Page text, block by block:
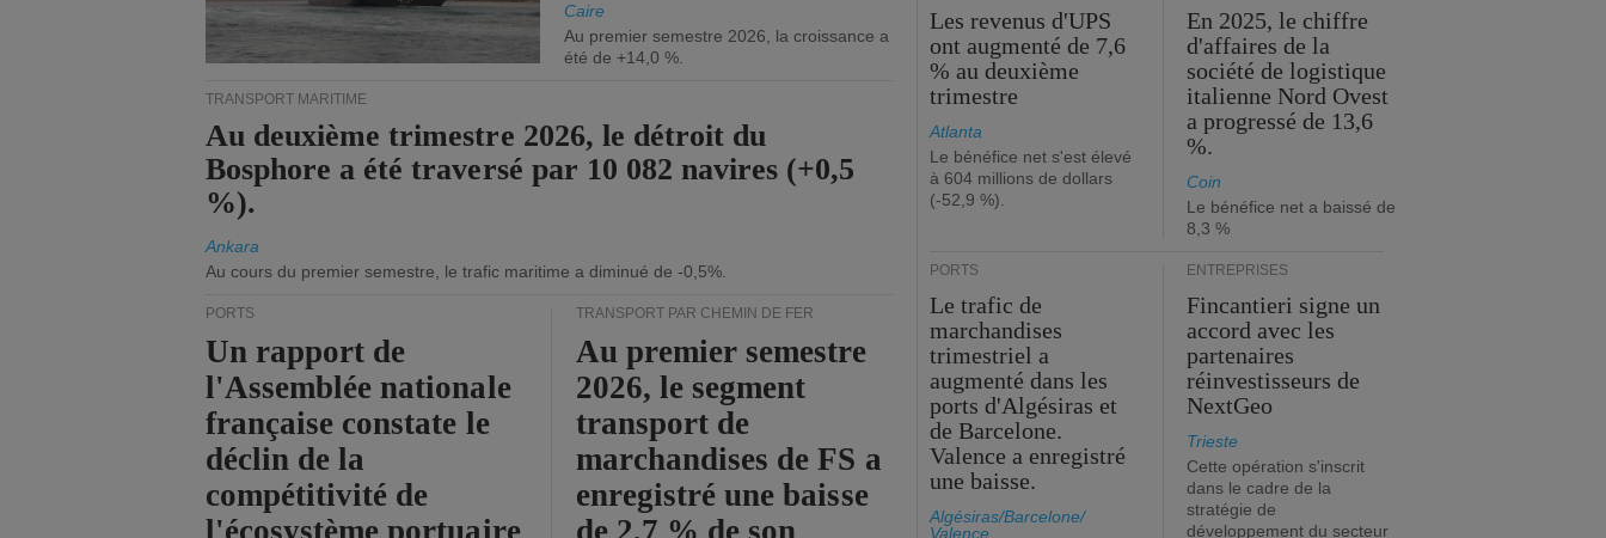
Caire
Au premier semestre 2026, la croissance a
été de +14,0 %.
TRANSPORT MARITIME
Au deuxième trimestre 2026, le détroit du
Bosphore a été traversé par 10 082 navires (+0,5
%).
Ankara
Au cours du premier semestre, le trafic maritime a diminué de -0,5%.
PORTS
Un rapport de
l'Assemblée nationale
française constate le
déclin de la
compétitivité de
l'écosystème portuaire
TRANSPORT PAR CHEMIN DE FER
Au premier semestre
2026, le segment
transport de
marchandises de FS a
enregistré une baisse
de 2,7 % de son
Les revenus d'UPS
ont augmenté de 7,6
% au deuxième
trimestre
Atlanta
Le bénéfice net s'est élevé
à 604 millions de dollars
(-52,9 %).
En 2025, le chiffre
d'affaires de la
société de logistique
italienne Nord Ovest
a progressé de 13,6
%.
Coin
Le bénéfice net a baissé de
8,3 %
PORTS
Le trafic de
marchandises
trimestriel a
augmenté dans les
ports d'Algésiras et
de Barcelone.
Valence a enregistré
une baisse.
Algésiras/Barcelone/
Valence
ENTREPRISES
Fincantieri signe un
accord avec les
partenaires
réinvestisseurs de
NextGeo
Trieste
Cette opération s'inscrit
dans le cadre de la
stratégie de
développement du secteur